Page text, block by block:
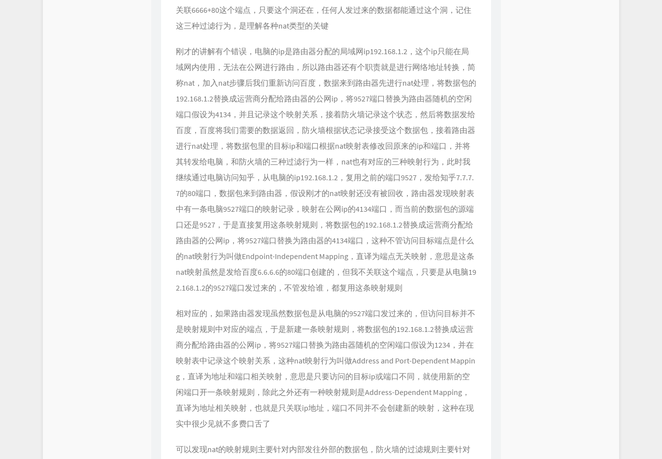
关联6666+80这个端点，只要这个洞还在，任何人发过来的数据都能通过这个洞，记住
这三种过滤行为，是理解各种nat类型的关键
刚才的讲解有个错误，电脑的ip是路由器分配的局域网ip192.168.1.2，这个ip只能在局
域网内使用，无法在公网进行路由，所以路由器还有个职责就是进行网络地址转换，简
称nat，加入nat步骤后我们重新访问百度，数据来到路由器先进行nat处理，将数据包的
192.168.1.2替换成运营商分配给路由器的公网ip，将9527端口替换为路由器随机的空闲
端口假设为4134，并且记录这个映射关系，接着防火墙记录这个状态，然后将数据发给
百度，百度将我们需要的数据返回，防火墙根据状态记录接受这个数据包，接着路由器
进行nat处理，将数据包里的目标ip和端口根据nat映射表修改回原来的ip和端口，并将
其转发给电脑，和防火墙的三种过滤行为一样，nat也有对应的三种映射行为，此时我
继续通过电脑访问知乎，从电脑的ip192.168.1.2，复用之前的端口9527，发给知乎7.7.7.
7的80端口，数据包来到路由器，假设刚才的nat映射还没有被回收，路由器发现映射表
中有一条电脑9527端口的映射记录，映射在公网ip的4134端口，而当前的数据包的源端
口还是9527，于是直接复用这条映射规则，将数据包的192.168.1.2替换成运营商分配给
路由器的公网ip，将9527端口替换为路由器的4134端口，这种不管访问目标端点是什么
的nat映射行为叫做Endpoint-Independent Mapping，直译为端点无关映射，意思是这条
nat映射虽然是发给百度6.6.6.6的80端口创建的，但我不关联这个端点，只要是从电脑19
2.168.1.2的9527端口发过来的，不管发给谁，都复用这条映射规则
相对应的，如果路由器发现虽然数据包是从电脑的9527端口发过来的，但访问目标并不
是映射规则中对应的端点，于是新建一条映射规则，将数据包的192.168.1.2替换成运营
商分配给路由器的公网ip，将9527端口替换为路由器随机的空闲端口假设为1234，并在
映射表中记录这个映射关系，这种nat映射行为叫做Address and Port-Dependent Mappin
g，直译为地址和端口相关映射，意思是只要访问的目标ip或端口不同，就使用新的空
闲端口开一条映射规则，除此之外还有一种映射规则是Address-Dependent Mapping，
直译为地址相关映射，也就是只关联ip地址，端口不同并不会创建新的映射，这种在现
实中很少见就不多费口舌了
可以发现nat的映射规则主要针对内部发往外部的数据包，防火墙的过滤规则主要针对